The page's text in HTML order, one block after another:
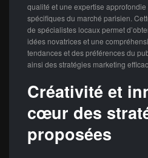
qualité et une expertise
spécifiques du marché parisien.
de spécialistes locaux permet
idées novatrices et une
tendances et des préférences du
ainsi des stratégies marketing
Créativité et
cœur des
proposées